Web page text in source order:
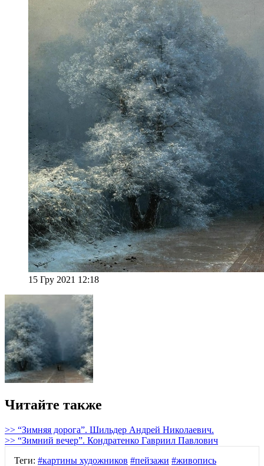
15 Гру 2021 12:18
Читайте также
>> “Зимняя дорога”. Шильдер Андрей Николаевич.
>> “Зимний вечер”. Кондратенко Гавриил Павлович
Теги: #картины художников #пейзажи #живопись